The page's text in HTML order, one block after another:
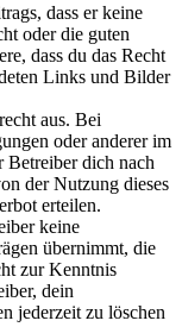
dass er keine
oder die guten
dass du das Recht
Links und Bilder
aus. Bei
oder anderer im
Betreiber dich nach
der Nutzung dieses
erteilen.
keine
übernimmt, die
zur Kenntnis
dein
jederzeit zu löschen